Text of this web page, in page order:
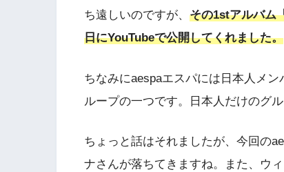
ち遠しいのですが、 その1stアルバム
日にYouTubeで公開してくれました。
ちなみにaespaエスパには日本人メ
ループの一つです。日本人だけのグ
ちょっと話はそれましたが、今回の
ナさんが落ちてきますね。また、ウ